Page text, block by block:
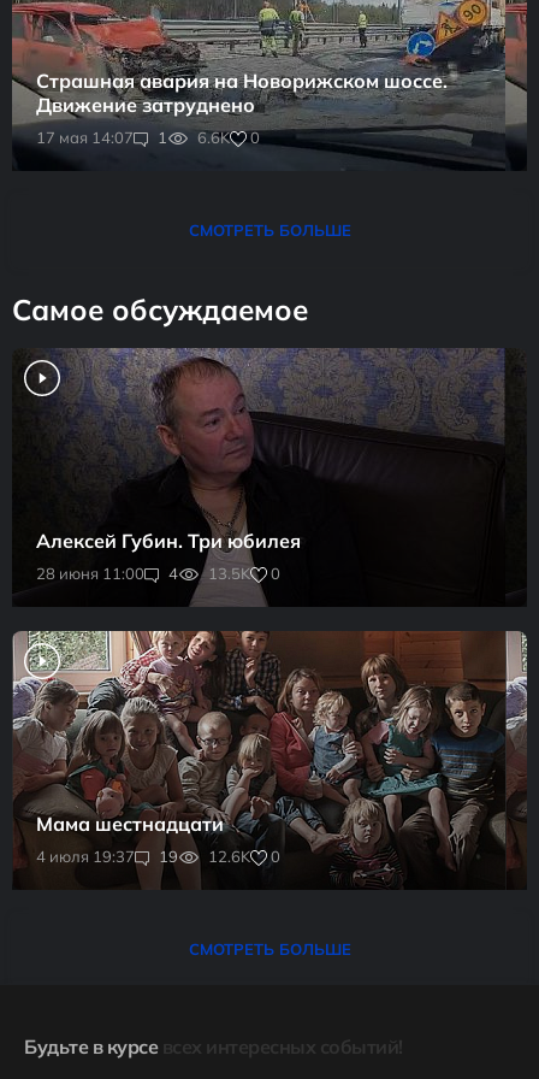
17 мая 14:07 1 6.6K 0
Страшная авария на Новорижском шоссе.
Движение затруднено
СМОТРЕТЬ БОЛЬШЕ
Самое обсуждаемое
28 июня 11:00 4 13.5K 0
Алексей Губин. Три юбилея
4 июля 19:37 19 12.6K 0
Мама шестнадцати
СМОТРЕТЬ БОЛЬШЕ
Будьте в курсе всех интересных событий!